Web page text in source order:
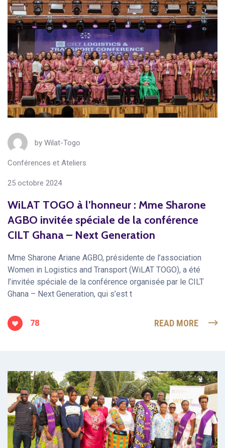
by Wilat-Togo
Conférences et Ateliers
25 octobre 2024
WiLAT TOGO à l’honneur : Mme Sharone
AGBO invitée spéciale de la conférence
CILT Ghana – Next Generation
Mme Sharone Ariane AGBO, présidente de l’association
Women in Logistics and Transport (WiLAT TOGO), a été
l’invitée spéciale de la conférence organisée par le CILT
Ghana – Next Generation, qui s’est t
78 READ MORE